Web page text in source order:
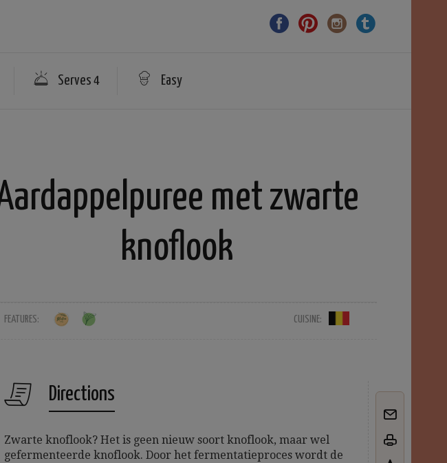
Serves 4 Easy
met zwarte
knoflook
FEATURES: CUISINE:
Directions
Zwarte knoflook? Het is geen nieuw soort knoflook, maar wel
gefermenteerde knoflook. Door het fermentatieproces wordt de